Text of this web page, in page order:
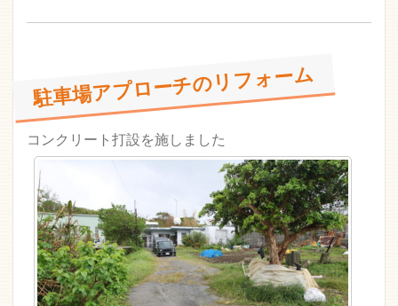
駐車場アプローチのリフォーム
コンクリート打設を施しました